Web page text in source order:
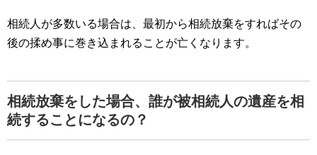
相続人が多数いる場合は、最初から相続放棄をすればその
後の揉め事に巻き込まれることが亡くなります。
相続放棄をした場合、誰が被相続人の遺産を相
続することになるの？